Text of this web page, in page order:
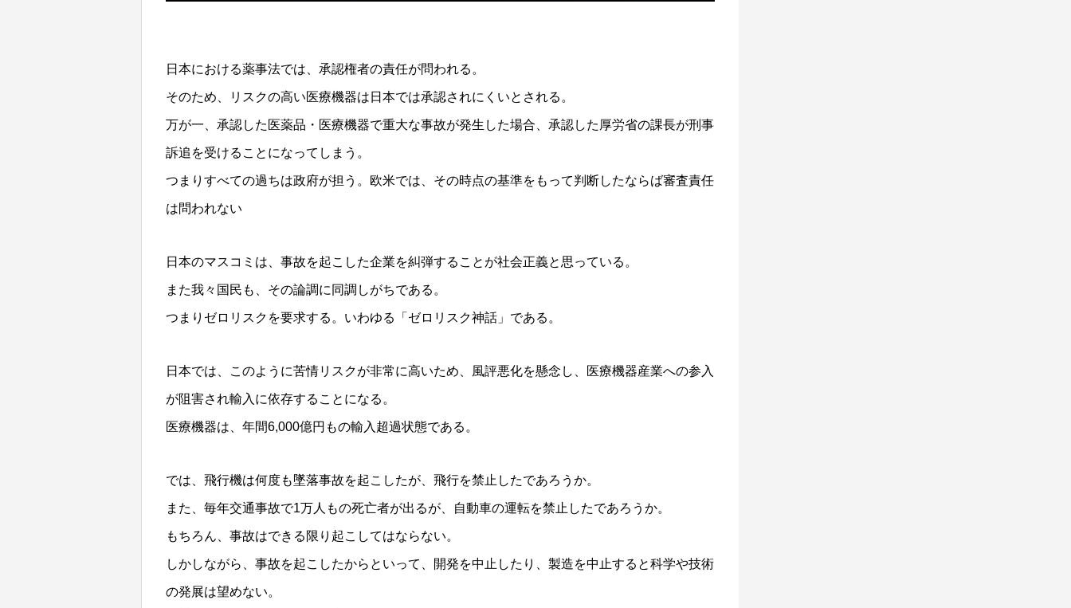
日本における薬事法では、承認権者の責任が問われる。
そのため、リスクの高い医療機器は日本では承認されにくいとされる。
万が一、承認した医薬品・医療機器で重大な事故が発生した場合、承認した厚労省の課長が刑事
訴追を受けることになってしまう。
つまりすべての過ちは政府が担う。欧米では、その時点の基準をもって判断したならば審査責任
は問われない
日本のマスコミは、事故を起こした企業を糾弾することが社会正義と思っている。
また我々国民も、その論調に同調しがちである。
つまりゼロリスクを要求する。いわゆる「ゼロリスク神話」である。
日本では、このように苦情リスクが非常に高いため、風評悪化を懸念し、医療機器産業への参入
が阻害され輸入に依存することになる。
医療機器は、年間6,000億円もの輸入超過状態である。
では、飛行機は何度も墜落事故を起こしたが、飛行を禁止したであろうか。
また、毎年交通事故で1万人もの死亡者が出るが、自動車の運転を禁止したであろうか。
もちろん、事故はできる限り起こしてはならない。
しかしながら、事故を起こしたからといって、開発を中止したり、製造を中止すると科学や技術
の発展は望めない。